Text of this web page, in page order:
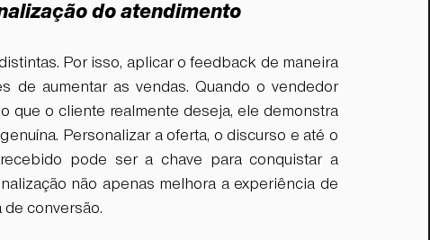
do atendimento
Por isso, aplicar o feedback de maneira
de aumentar as vendas. Quando o vendedor
que o cliente realmente deseja, ele demonstra
Personalizar a oferta, o discurso e até o
pode ser a chave para conquistar a
não apenas melhora a experiência de
de conversão.